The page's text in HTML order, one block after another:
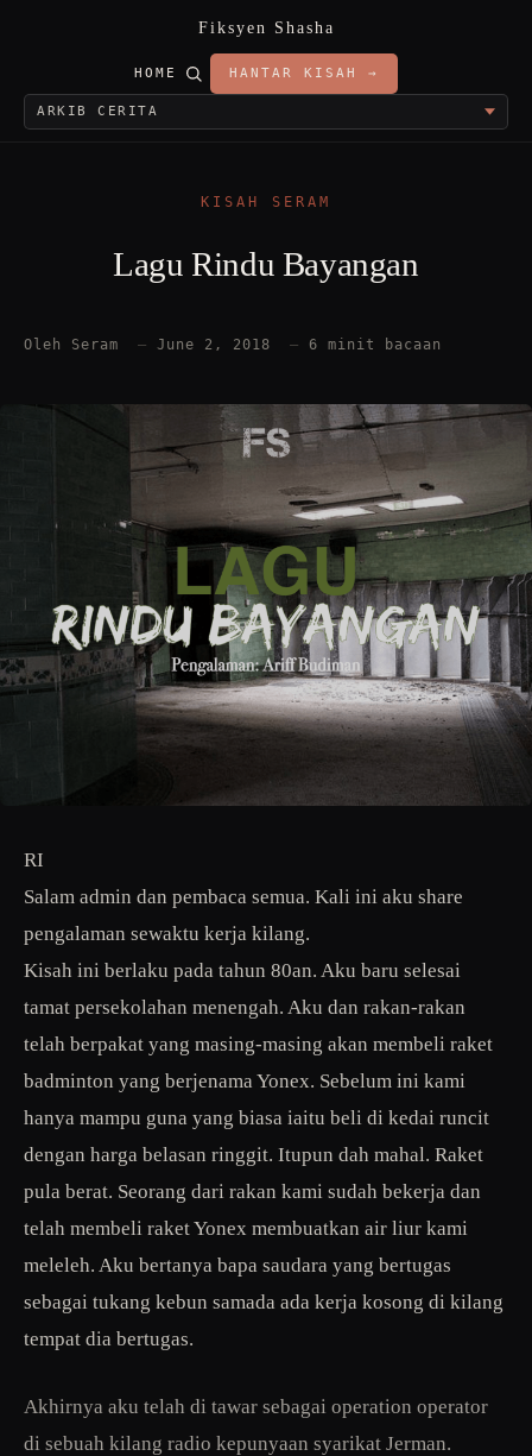
Fiksyen Shasha
HOME HANTAR KISAH →
KISAH SERAM
Lagu Rindu Bayangan
Oleh Seram — June 2, 2018 — 6 minit bacaan
RI
Salam admin dan pembaca semua. Kali ini aku share
pengalaman sewaktu kerja kilang.
Kisah ini berlaku pada tahun 80an. Aku baru selesai
tamat persekolahan menengah. Aku dan rakan-rakan
telah berpakat yang masing-masing akan membeli raket
badminton yang berjenama Yonex. Sebelum ini kami
hanya mampu guna yang biasa iaitu beli di kedai runcit
dengan harga belasan ringgit. Itupun dah mahal. Raket
pula berat. Seorang dari rakan kami sudah bekerja dan
telah membeli raket Yonex membuatkan air liur kami
meleleh. Aku bertanya bapa saudara yang bertugas
sebagai tukang kebun samada ada kerja kosong di kilang
tempat dia bertugas.
Akhirnya aku telah di tawar sebagai operation operator
di sebuah kilang radio kepunyaan syarikat Jerman.